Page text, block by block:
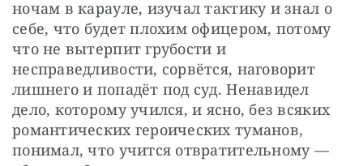
ночам в карауле, изучал тактику и знал о
себе, что будет плохим офицером, потому
что не вытерпит грубости и
несправедливости, сорвётся, наговорит
лишнего и попадёт под суд. Ненавидел
дело, которому учился, и ясно, без всяких
романтических героических туманов,
понимал, что учится отвратительному —